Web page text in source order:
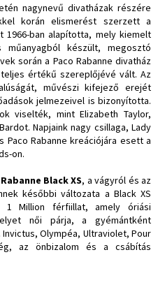
nagynevű divatházak részére
korán elismerést szerzett a
1966-ban alapította, mely kiemelt
készült, megosztó
során a Paco Rabanne divatház
értékű szereplőjévé vált. Az
művészi kifejező erejét
jelmezeivel is bizonyította.
viselték, mint Elizabeth Taylor,
Napjaink nagy csillaga, Lady
Paco Rabanne kreációjára esett a
on.
Black XS, a vágyról és az
későbbi változata a Black XS
1 Million férfiillat, amely óriási
női párja, a gyémántként
Olympéa, Ultraviolet, Pour
az önbizalom és a csábítás